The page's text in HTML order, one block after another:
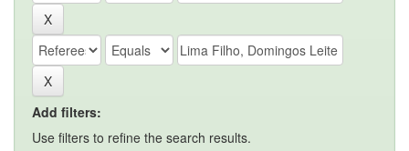
Add filters:
Use filters to refine the search results.